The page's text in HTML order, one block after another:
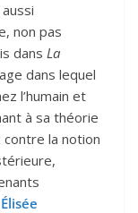
non pas
dans La
dans lequel
l’humain et
à sa théorie
contre la notion
Élisée